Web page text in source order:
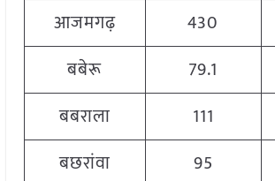
आजमगढ़
430
बबेरू
79.1
बबराला
111
बछरांवा
95